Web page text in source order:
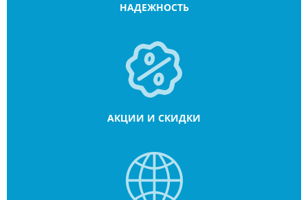
НАДЕЖНОСТЬ
АКЦИИ И СКИДКИ